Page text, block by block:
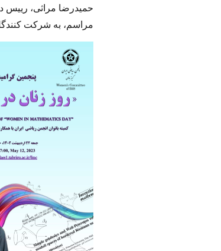
حمیدرضا مراثی، رییس
مراسم، به شرکت